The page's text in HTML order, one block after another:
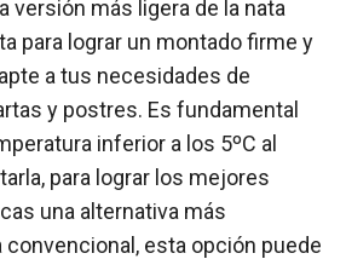
versión más ligera de la nata
para lograr un montado firme y
a tus necesidades de
y postres. Es fundamental
inferior a los 5ºC al
para lograr los mejores
una alternativa más
convencional, esta opción puede